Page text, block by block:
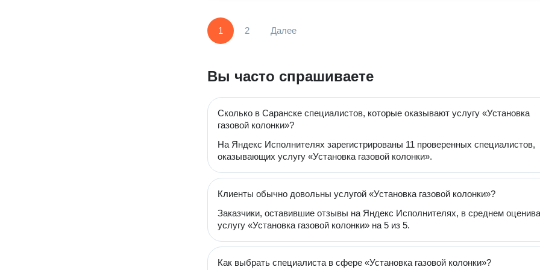
1 2 Далее
Вы часто спрашиваете
Сколько в Саранске специалистов, которые оказывают услугу «Установка
газовой колонки»?
На Яндекс Исполнителях зарегистрированы 11 проверенных специалистов,
оказывающих услугу «Установка газовой колонки».
Клиенты обычно довольны услугой «Установка газовой колонки»?
Заказчики, оставившие отзывы на Яндекс Исполнителях, в среднем
услугу «Установка газовой колонки» на 5 из 5.
Как выбрать специалиста в сфере «Установка газовой колонки»?